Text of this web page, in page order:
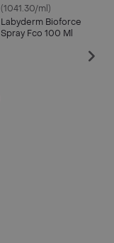
(1041.30/ml)
Labyderm Bioforce
Spray Fco 100 Ml